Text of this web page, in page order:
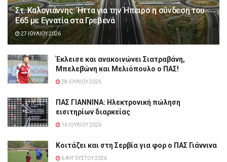
Στ. Καλογιάννης: Ήττα για την Ήπειρο η σύνδεση του
Ε65 με Εγνατία στα Γρεβενά
27 ΙΟΥΛΊΟΥ 2026
Έκλεισε και ανακοινώνει Σιατραβάνη,
Μπελεβώνη και Μελιόπουλο ο ΠΑΣ!
28 ΙΟΥΛΊΟΥ 2026
ΠΑΣ ΓΙΑΝΝΙΝΑ: Hλεκτρονική πώληση
εισιτηρίων διαρκείας
16 ΙΟΥΛΊΟΥ 2026
Κοιτάζει και στη Σερβία για φορ ο ΠΑΣ Γιάννινα
6 ΑΥΓΟΎΣΤΟΥ 2026